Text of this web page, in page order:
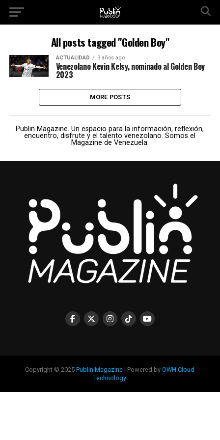
All posts tagged "Golden Boy"
ACTUALIDAD 3 años ago
Venezolano Kevin Kelsy, nominado al Golden Boy
2023
MORE POSTS
Publin Magazine. Un espacio para la información, reflexión,
encuentro, disfrute y el talento venezolano. Somos el
Magazine de Venezuela.
Copyright © 2025Publin Magazine | Powered byOWH Cloud
Technology